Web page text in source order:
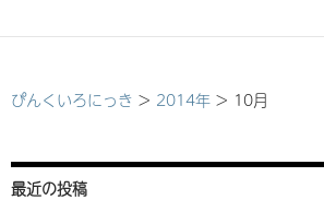
ぴんくいろにっき > 2014年 > 10月
最近の投稿